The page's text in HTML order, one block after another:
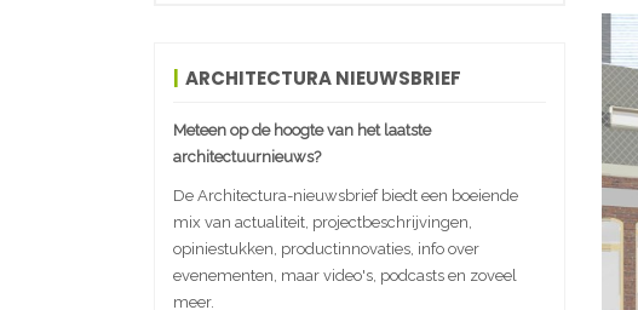
ARCHITECTURA NIEUWSBRIEF
Meteen op de hoogte van het laatste
architectuurnieuws?
De Architectura-nieuwsbrief biedt een boeiende
mix van actualiteit, projectbeschrijvingen,
opiniestukken, productinnovaties, info over
evenementen, maar video's, podcasts en zoveel
meer.